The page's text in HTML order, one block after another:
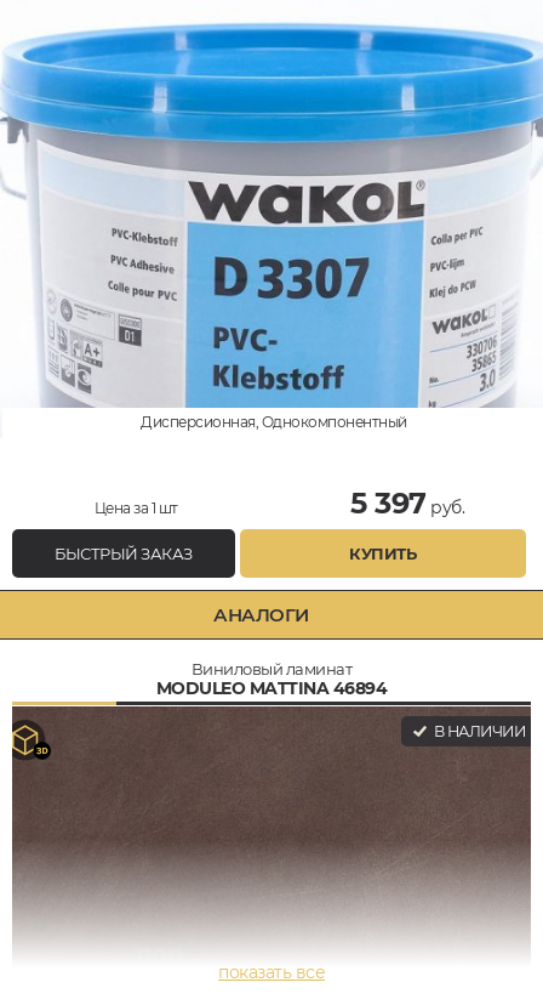
Дисперсионная, Однокомпонентный
Цена за 1 шт 5 397 руб.
БЫСТРЫЙ ЗАКАЗ КУПИТЬ
АНАЛОГИ
Виниловый ламинат
MODULEO MATTINA 46894
В НАЛИЧИИ